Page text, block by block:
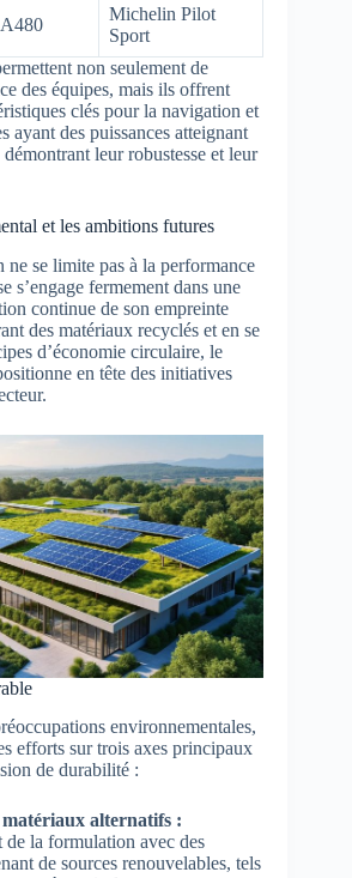
A480
Michelin Pilot
Sport
non seulement de
des équipes, mais ils offrent
clés pour la navigation et
ayant des puissances atteignant
leur robustesse et leur
et les ambitions futures
se limite pas à la performance
s’engage fermement dans une
continue de son empreinte
des matériaux recyclés et en se
d’économie circulaire, le
en tête des initiatives
environnementales,
efforts sur trois axes principaux
de durabilité :
matériaux alternatifs :
de la formulation avec des
de sources renouvelables, tels